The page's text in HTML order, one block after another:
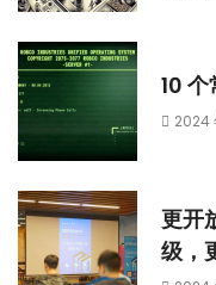
10
2024
更开
级，